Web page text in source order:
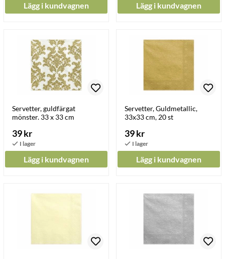
Lägg i kundvagnen Lägg i kundvagnen
Servetter, guldfärgat
mönster. 33 x 33 cm
39 kr
Lägg i kundvagnen
Servetter, Guldmetallic,
33x33 cm, 20 st
39 kr
Lägg i kundvagnen